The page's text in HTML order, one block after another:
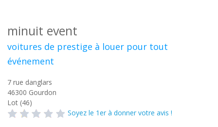
minuit event
voitures de prestige à louer pour tout
événement
7 rue danglars
46300 Gourdon
Lot (46)
Soyez le 1er à donner votre avis !